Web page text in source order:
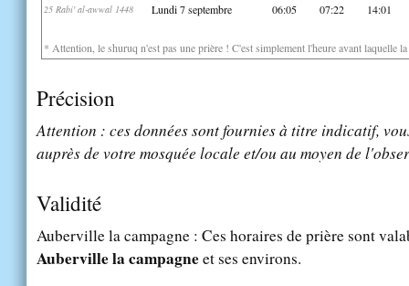
25 Rabi' al-awwal 1448 Lundi 7 septembre 06:05 07:22 14:01
* Attention, le shuruq n'est pas une prière ! C'est simplement l'heure avant laquelle
Précision
Attention : ces données sont fournies à titre indicatif,
auprès de votre mosquée locale et/ou au moyen de
Validité
Auberville la campagne : Ces horaires de prière sont
Auberville la campagneet ses environs.